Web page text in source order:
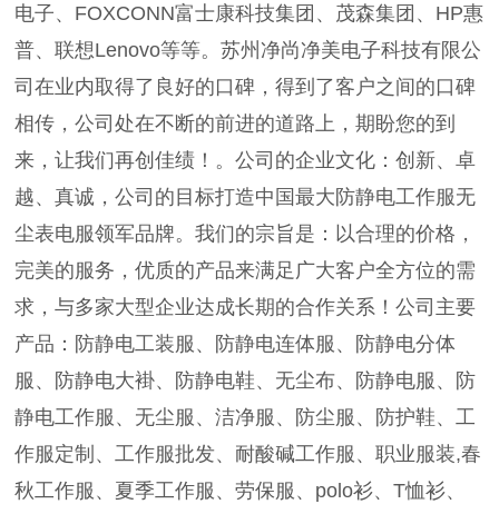
电子、FOXCONN富士康科技集团、茂森集团、HP惠
普、联想Lenovo等等。苏州净尚净美电子科技有限公
司在业内取得了良好的口碑，得到了客户之间的口碑
相传，公司处在不断的前进的道路上，期盼您的到
来，让我们再创佳绩！。公司的企业文化：创新、卓
越、真诚，公司的目标打造中国最大防静电工作服无
尘表电服领军品牌。我们的宗旨是：以合理的价格，
完美的服务，优质的产品来满足广大客户全方位的需
求，与多家大型企业达成长期的合作关系！公司主要
产品：防静电工装服、防静电连体服、防静电分体
服、防静电大褂、防静电鞋、无尘布、防静电服、防
静电工作服、无尘服、洁净服、防尘服、防护鞋、工
作服定制、工作服批发、耐酸碱工作服、职业服装,春
秋工作服、夏季工作服、劳保服、polo衫、T恤衫、